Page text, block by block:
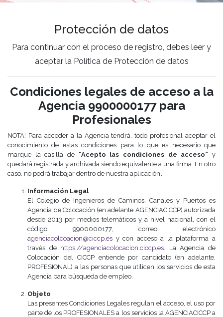
Protección de datos
Para continuar con el proceso de registro, debes leer y
aceptar la Política de Protección de datos
Condiciones legales de acceso a la
Agencia 9900000177 para
Profesionales
NOTA: Para acceder a la Agencia tendrá, todo profesional aceptar el
conocimiento de estas condiciones para lo que es necesario que
marque la casilla de “Acepto las condiciones de acceso”y
quedará registrada y archivada siendo equivalente a una firma. En otro
caso, no podrá trabajar dentro de nuestra aplicación.
Información Legal
El Colegio de Ingenieros de Caminos, Canales y Puertos es
Agencia de Colocación (en adelante AGENCIACICCP) autorizada
desde 2013 por medios telemáticos y a nivel nacional, con el
código 9900000177, correo electrónico
agenciacolcoacion@ciccp.es y con acceso a la plataforma a
través de https://agenciacolocacion.ciccp.es . La Agencia de
Colocación del CICCP entiende por candidato (en adelante,
PROFESIONAL) a las personas que utilicen los servicios de esta
Agencia para búsqueda de empleo.
Objeto
Las presentes Condiciones Legales regulan el acceso, el uso por
parte de los PROFESIONALES a los servicios la AGENCIACICCP a